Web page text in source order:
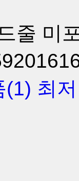
줄 미
(1) 최